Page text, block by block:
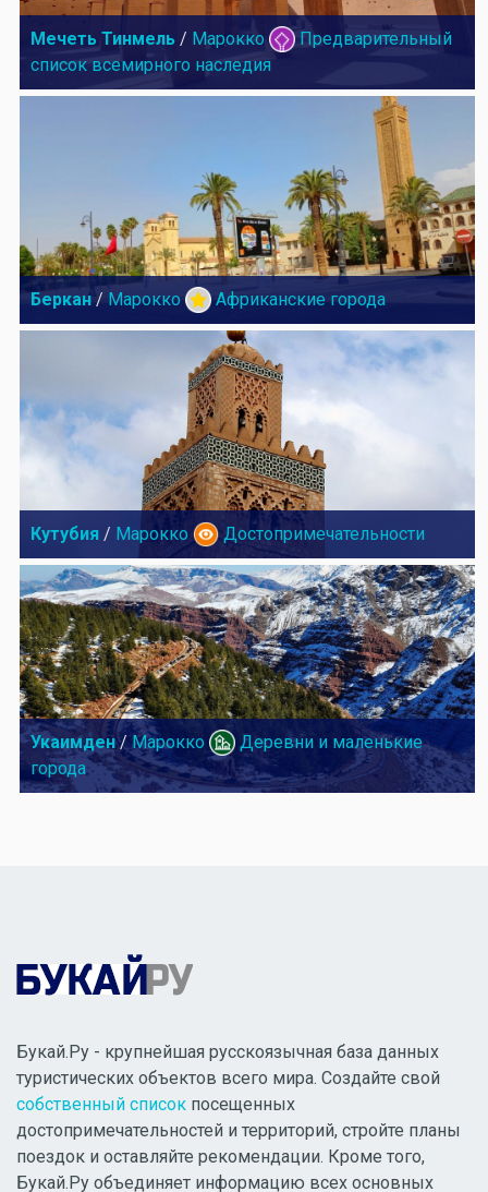
Мечеть Тинмель / Марокко
Предварительный
список всемирного наследия
Беркан / Марокко Африканские города
Кутубия / Марокко Достопримечательности
Укаимден/ Марокко
Деревни и маленькие
города
Букай.Ру - крупнейшая русскоязычная база данных
туристических объектов всего мира. Создайте свой
собственный список посещенных
достопримечательностей и территорий, стройте планы
поездок и оставляйте рекомендации. Кроме того,
Букай.Ру объединяет информацию всех основных